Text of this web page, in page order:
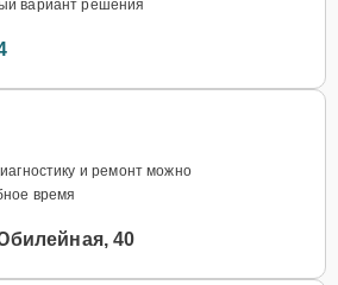
вариант решения
и ремонт можно
время
40